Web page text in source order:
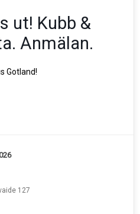
ut! Kubb &
Anmälan.
Gotland!
127